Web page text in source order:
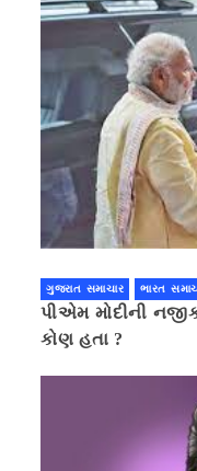
ગુજરાત સમાચાર ભારત
પીએમ મોદીની
કોણ હતા ?